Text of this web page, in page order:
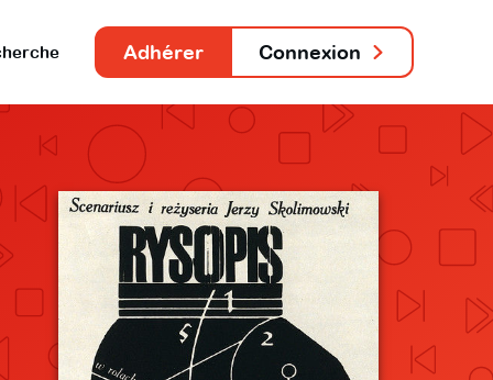
Adhérer Connexion